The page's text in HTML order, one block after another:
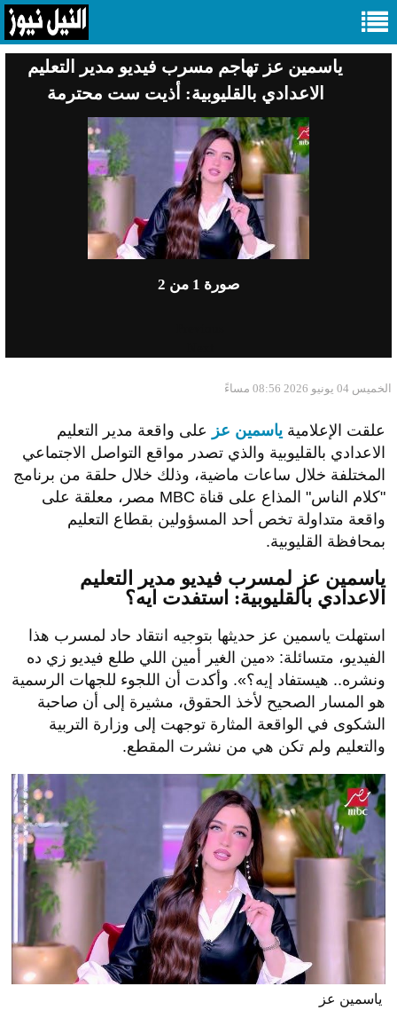
ياسمين عز تهاجم مسرب فيديو مدير التعليم
الاعدادي بالقليوبية: أذيت ست محترمة
صورة 1 من 2
الخميس 04 يونيو 2026 08:56 مساءً
علقت الإعلامية ياسمين عز على واقعة مدير التعليم
الاعدادي بالقليوبية والذي تصدر مواقع التواصل الاجتماعي
المختلفة خلال ساعات ماضية، وذلك خلال حلقة من برنامج
"كلام الناس" المذاع على قناة MBC مصر، معلقة على
واقعة متداولة تخص أحد المسؤولين بقطاع التعليم
بمحافظة القليوبية.
ياسمين عز لمسرب فيديو مدير التعليم
الاعدادي بالقليوبية: استفدت ايه؟
استهلت ياسمين عز حديثها بتوجيه انتقاد حاد لمسرب هذا
الفيديو، متسائلة: «مين الغير أمين اللي طلع فيديو زي ده
ونشره.. هيستفاد إيه؟». وأكدت أن اللجوء للجهات الرسمية
هو المسار الصحيح لأخذ الحقوق، مشيرة إلى أن صاحبة
الشكوى في الواقعة المثارة توجهت إلى وزارة التربية
والتعليم ولم تكن هي من نشرت المقطع.